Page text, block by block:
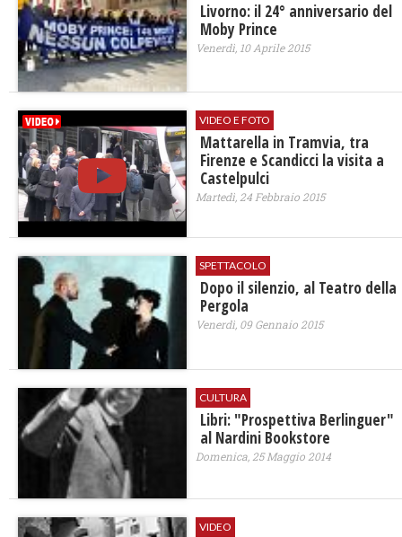
Livorno: il 24° anniversario del
Moby Prince
Venerdì, 10 Aprile 2015
VIDEO E FOTO
Mattarella in Tramvia, tra
Firenze e Scandicci la visita a
Castelpulci
Martedì, 24 Febbraio 2015
SPETTACOLO
Dopo il silenzio, al Teatro della
Pergola
Venerdì, 09 Gennaio 2015
CULTURA
Libri: "Prospettiva Berlinguer"
al Nardini Bookstore
Domenica, 25 Maggio 2014
VIDEO